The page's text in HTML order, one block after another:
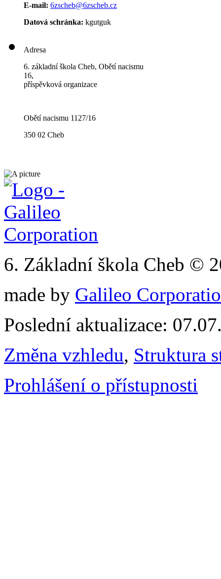
E-mail: 6zscheb@6zscheb.cz
Datová schránka: kgutguk
Adresa
6. základní škola Cheb, Obětí nacismu
16,
příspěvková organizace
Obětí nacismu 1127/16
350 02 Cheb
6. Základní škola Cheb ©
made by Galileo
Poslední aktualizace:
Změna vzhledu, Struktura
Prohlášení o přístupnosti